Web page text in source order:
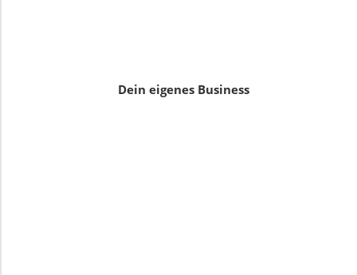
Dein eigenes Business